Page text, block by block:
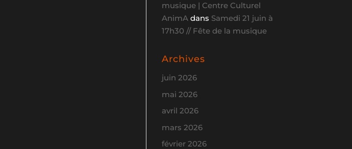
musique | Centre Culturel
AnimAdans Samedi 21 juin à
17h30 // Fête de la musique
Archives
juin 2026
mai 2026
avril 2026
mars 2026
février 2026